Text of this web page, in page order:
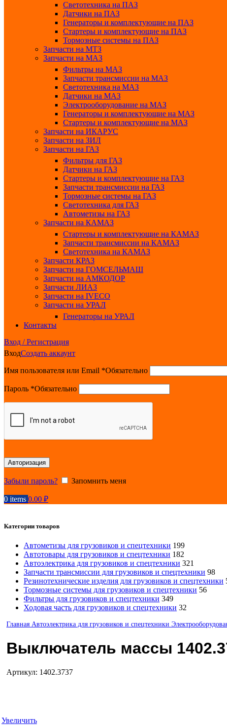
Светотехника на ПАЗ
Датчики на ПАЗ
Генераторы и комплектующие на ПАЗ
Стартеры и комплектующие на ПАЗ
Тормозные системы на ПАЗ
Запчасти на МТЗ
Запчасти на МАЗ
Фильтры на МАЗ
Запчасти трансмиссии на МАЗ
Светотехника на МАЗ
Датчики на МАЗ
Электрооборудование на МАЗ
Генераторы и комплектующие на МАЗ
Стартеры и комплектующие на МАЗ
Запчасти на ИКАРУС
Запчасти на ЗИЛ
Запчасти на ГАЗ
Фильтры для ГАЗ
Датчики на ГАЗ
Стартеры и комплектующие на ГАЗ
Запчасти трансмиссии на ГАЗ
Тормозные системы на ГАЗ
Светотехника для ГАЗ
Автометизы на ГАЗ
Запчасти на КАМАЗ
Стартеры и комплектующие на КАМАЗ
Запчасти трансмиссии на КАМАЗ
Светотехника на КАМАЗ
Запчасти КРАЗ
Запчасти на ГОМСЕЛЬМАШ
Запчасти на АМКОДОР
Запчасти ЛИАЗ
Запчасти на IVECO
Запчасти на УРАЛ
Генераторы на УРАЛ
Контакты
Вход / Регистрация
ВходСоздать аккаунт
Имя пользователя или Email *Обязательно
Пароль *Обязательно
Авторизация
Забыли пароль? Запомнить меня
0 items 0.00 ₽
Категории товаров
Автометизы для грузовиков и спецтехники 199
Автотовары для грузовиков и спецтехники 182
Автоэлектрика для грузовиков и спецтехники 321
Запчасти трансмиссии для грузовиков и спецтехники 98
Резинотехнические изделия для грузовиков и спецтехники
Тормозные системы для грузовиков и спецтехники 56
Фильтры для грузовиков и спецтехники 349
Ходовая часть для грузовиков и спецтехники 32
Главная Автоэлектрика для грузовиков и спецтехники
Выключатель массы
Артикул: 1402.3737
Увеличить